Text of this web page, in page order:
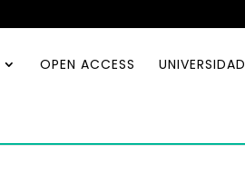
OPEN ACCESS UNIVERSIDAD